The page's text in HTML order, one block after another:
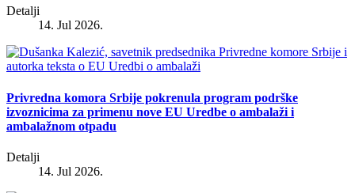
Detalji
14. Jul 2026.
Privredna komora Srbije pokrenula program podrške
izvoznicima za primenu nove EU Uredbe o ambalaži i
ambalažnom otpadu
Detalji
14. Jul 2026.